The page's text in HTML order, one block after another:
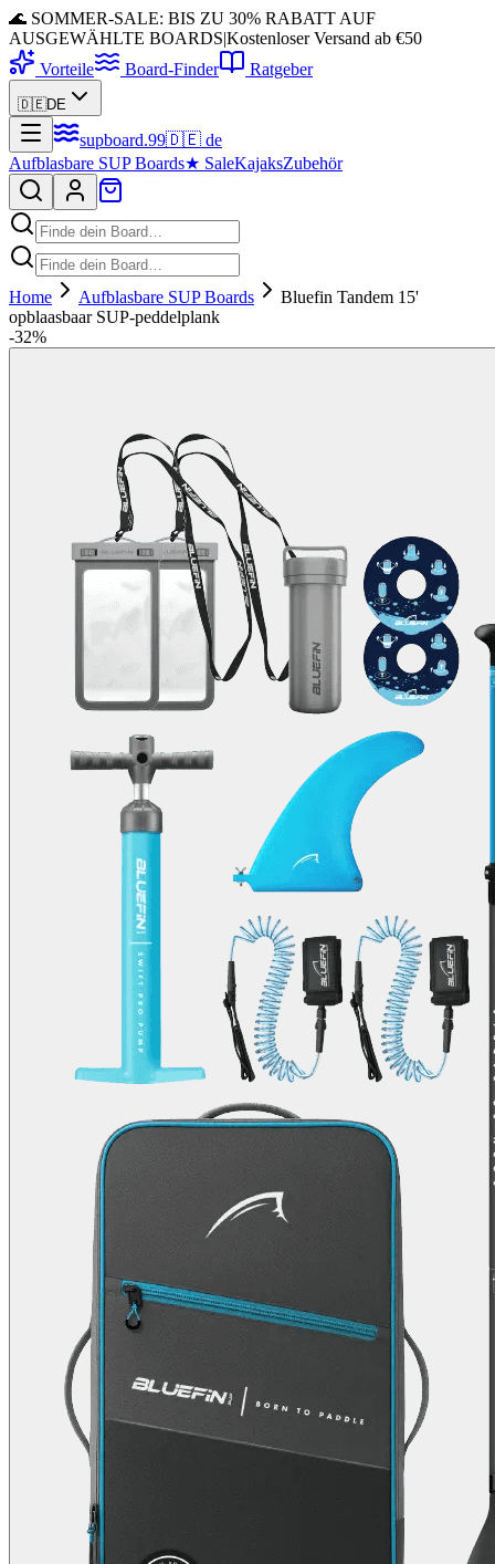
🌊 SOMMER-SALE: BIS ZU 30% RABATT AUF
AUSGEWÄHLTE BOARDS|Kostenloser Versand ab €50
Vorteile
Board-Finder Ratgeber
🇩🇪DE
supboard.99🇩🇪 de
Aufblasbare SUP Boards★ SaleKajaksZubehör
Home Aufblasbare SUP Boards
Bluefin Tandem 15'
opblaasbaar SUP-peddelplank
-32%